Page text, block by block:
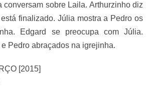
conversam sobre Laila. Arthurzinho diz
finalizado. Júlia mostra a Pedro os
Edgard se preocupa com Júlia.
Pedro abraçados na igrejinha.
[2015]